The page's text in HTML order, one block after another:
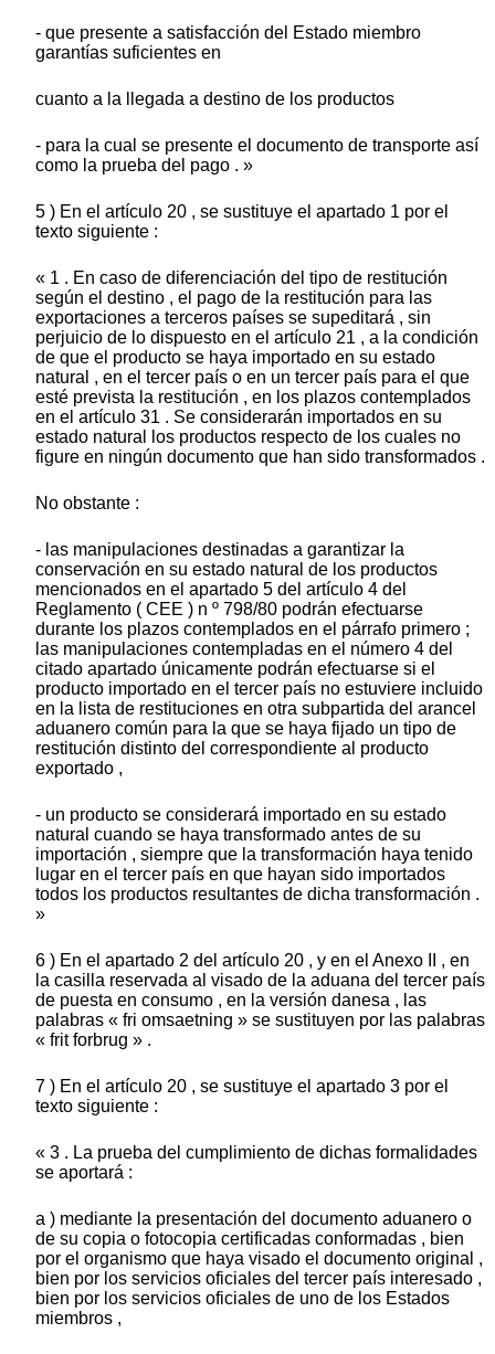
- que presente a satisfacción del Estado miembro
garantías suficientes en
cuanto a la llegada a destino de los productos
- para la cual se presente el documento de transporte así
como la prueba del pago . »
5 ) En el artículo 20 , se sustituye el apartado 1 por el
texto siguiente :
« 1 . En caso de diferenciación del tipo de restitución
según el destino , el pago de la restitución para las
exportaciones a terceros países se supeditará , sin
perjuicio de lo dispuesto en el artículo 21 , a la condición
de que el producto se haya importado en su estado
natural , en el tercer país o en un tercer país para el que
esté prevista la restitución , en los plazos contemplados
en el artículo 31 . Se considerarán importados en su
estado natural los productos respecto de los cuales no
figure en ningún documento que han sido transformados .
No obstante :
- las manipulaciones destinadas a garantizar la
conservación en su estado natural de los productos
mencionados en el apartado 5 del artículo 4 del
Reglamento ( CEE ) n º 798/80 podrán efectuarse
durante los plazos contemplados en el párrafo primero ;
las manipulaciones contempladas en el número 4 del
citado apartado únicamente podrán efectuarse si el
producto importado en el tercer país no estuviere incluido
en la lista de restituciones en otra subpartida del arancel
aduanero común para la que se haya fijado un tipo de
restitución distinto del correspondiente al producto
exportado ,
- un producto se considerará importado en su estado
natural cuando se haya transformado antes de su
importación , siempre que la transformación haya tenido
lugar en el tercer país en que hayan sido importados
todos los productos resultantes de dicha transformación .
»
6 ) En el apartado 2 del artículo 20 , y en el Anexo II , en
la casilla reservada al visado de la aduana del tercer país
de puesta en consumo , en la versión danesa , las
palabras « fri omsaetning » se sustituyen por las palabras
« frit forbrug » .
7 ) En el artículo 20 , se sustituye el apartado 3 por el
texto siguiente :
« 3 . La prueba del cumplimiento de dichas formalidades
se aportará :
a ) mediante la presentación del documento aduanero o
de su copia o fotocopia certificadas conformadas , bien
por el organismo que haya visado el documento original ,
bien por los servicios oficiales del tercer país interesado ,
bien por los servicios oficiales de uno de los Estados
miembros ,